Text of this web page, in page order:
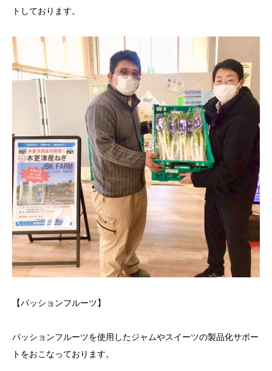
トしております。
【パッションフルーツ】
パッションフルーツを使用したジャムやスイーツの製品化サポー
トをおこなっております。